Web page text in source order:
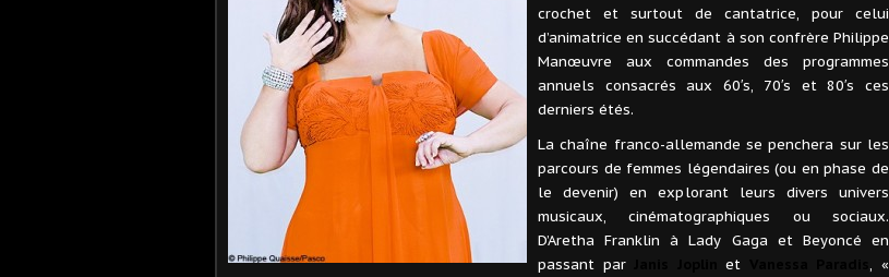
crochet et surtout de cantatrice, pour celui
d’animatrice en succédant à son confrère Philippe
Manœuvre aux commandes des programmes
annuels consacrés aux 60′s, 70′s et 80′s ces
derniers étés.
La chaîne franco-allemande se penchera sur les
parcours de femmes légendaires (ou en phase de
le devenir) en explorant leurs divers univers
musicaux, cinématographiques ou sociaux.
D’Aretha Franklin à Lady Gaga et Beyoncé en
passant par
et Vanessa Paradis, «